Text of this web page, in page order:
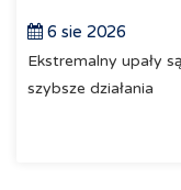
6 sie 2026
Ekstremalny upały
szybsze działania